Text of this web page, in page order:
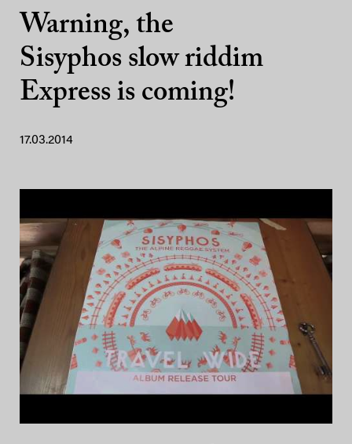
Warning, the
Sisyphos slow riddim
Express is coming!
17.03.2014